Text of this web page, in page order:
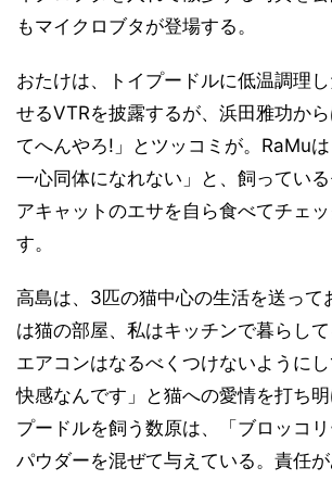
もマイクロブタが登場する。
おたけは、トイプードルに低温調理
せるVTRを披露するが、浜田雅功か
てへんやろ!」とツッコミが。RaMu
一心同体になれない」と、飼ってい
アキャットのエサを自ら食べてチェ
す。
高島は、3匹の猫中心の生活を送って
は猫の部屋、私はキッチンで暮らし
エアコンはなるべくつけないように
快感なんです」と猫への愛情を打ち
プードルを飼う数原は、「ブロッコ
パウダーを混ぜて与えている。責任